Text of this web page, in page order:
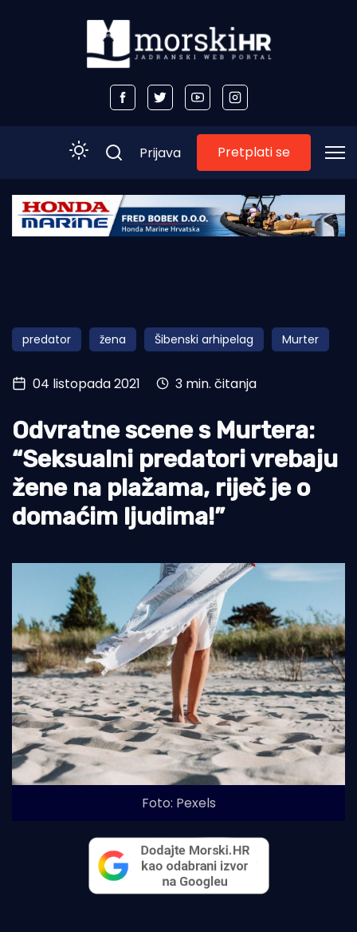
Početna
Obala
Otoci
Turizam i nautika
Pomorstvo
Ribolov
Ekologija
Tradicija i kultura
Prijava Pretplati se
predator žena Šibenski arhipelag Murter
04 listopada 2021 3 min. čitanja
Odvratne scene s Murtera:
“Seksualni predatori vrebaju
žene na plažama, riječ je o
domaćim ljudima!”
Foto: Pexels